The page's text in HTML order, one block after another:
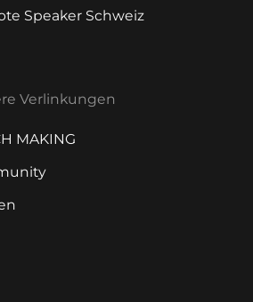
Speaker Schweiz
Verlinkungen
MAKING